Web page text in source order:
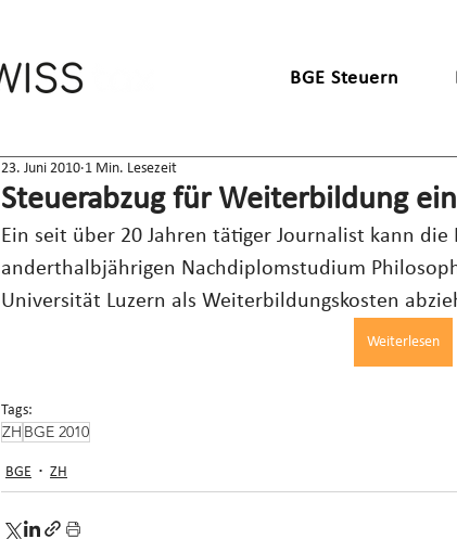
BGE Steuern
Steuerabzug für Weiterbildung
23. Juni 2010 1 Min. Lesezeit
Ein seit über 20 Jahren tätiger Journalist kann
anderthalbjährigen Nachdiplomstudium
Universität Luzern als Weiterbildungskosten
Weiterlesen
Tags:
ZH BGE 2010
BGE ZH